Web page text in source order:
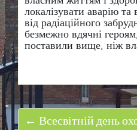
локалізувати аварію та
від радіаційного
безмежно вдячні
поставили вище, ніж
← Всесвітній день